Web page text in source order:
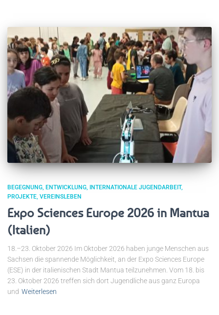
BEGEGNUNG ENTWICKLUNG INTERNATIONALE JUGENDARBEIT
PROJEKTE VEREINSLEBEN
Expo Sciences Europe 2026 in Mantua
(Italien)
18.–23. Oktober 2026 Im Oktober 2026 haben junge Menschen aus
Sachsen die spannende Möglichkeit, an der Expo Sciences Europe
(ESE) in der italienischen Stadt Mantua teilzunehmen. Vom 18. bis
23. Oktober 2026 treffen sich dort Jugendliche aus ganz Europa
und Weiterlesen